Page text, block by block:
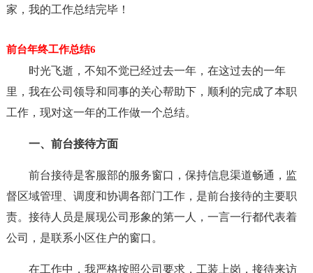
家，我的工作总结完毕！
前台年终工作总结6
时光飞逝，不知不觉已经过去一年，在这过去的一年
里，我在公司领导和同事的关心帮助下，顺利的完成了本职
工作，现对这一年的工作做一个总结。
一、前台接待方面
前台接待是客服部的服务窗口，保持信息渠道畅通，监
督区域管理、调度和协调各部门工作，是前台接待的主要职
责。接待人员是展现公司形象的第一人，一言一行都代表着
公司，是联系小区住户的窗口。
在工作中，我严格按照公司要求，工装上岗，接待来访